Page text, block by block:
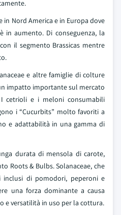
Nord America e in Europa dove
in aumento. Di conseguenza, la
il segmento Brassicas mentre
e altre famiglie di colture
impatto importante sul mercato
cetrioli e i meloni consumabili
i “Cucurbits” molto favoriti a
e adattabilità in una gamma di
durata di mensola di carote,
Roots & Bulbs. Solanaceae, che
inclusi di pomodori, peperoni e
una forza dominante a causa
e versatilità in uso per la cottura.